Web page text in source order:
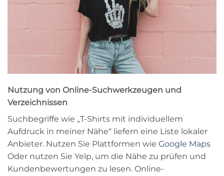
Nutzung von Online-Suchwerkzeugen und
Verzeichnissen
Suchbegriffe wie „T-Shirts mit individuellem
Aufdruck in meiner Nähe“ liefern eine Liste lokaler
Anbieter. Nutzen Sie Plattformen wie Google Maps
Oder nutzen Sie Yelp, um die Nähe zu prüfen und
Kundenbewertungen zu lesen. Online-